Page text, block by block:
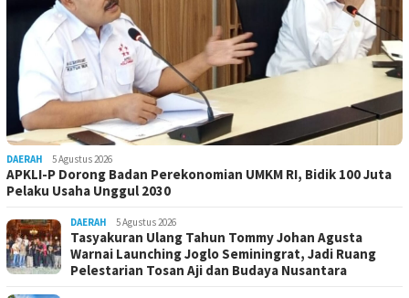
DAERAH 5 Agustus 2026
APKLI-P Dorong Badan Perekonomian UMKM RI, Bidik 100 Juta
Pelaku Usaha Unggul 2030
DAERAH 5 Agustus 2026
Tasyakuran Ulang Tahun Tommy Johan Agusta
Warnai Launching Joglo Seminingrat, Jadi Ruang
Pelestarian Tosan Aji dan Budaya Nusantara